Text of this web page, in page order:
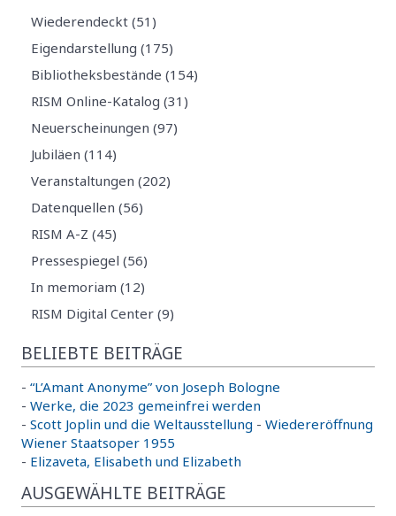
Wiederendeckt (51)
Eigendarstellung (175)
Bibliotheksbestände (154)
RISM Online-Katalog (31)
Neuerscheinungen (97)
Jubiläen (114)
Veranstaltungen (202)
Datenquellen (56)
RISM A-Z (45)
Pressespiegel (56)
In memoriam (12)
RISM Digital Center (9)
BELIEBTE BEITRÄGE
- “L’Amant Anonyme” von Joseph Bologne
- Werke, die 2023 gemeinfrei werden
- Scott Joplin und die Weltausstellung - Wiedereröffnung
Wiener Staatsoper 1955
- Elizaveta, Elisabeth und Elizabeth
AUSGEWÄHLTE BEITRÄGE